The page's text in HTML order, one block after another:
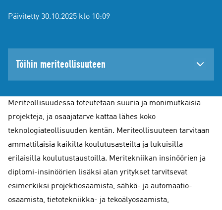
Päivitetty 30.10.2025 klo 10:09
Töihin meriteollisuuteen
Meriteollisuudessa toteutetaan suuria ja monimutkaisia
projekteja, ja osaajatarve kattaa lähes koko
teknologiateollisuuden kentän. Meriteollisuuteen tarvitaan
ammattilaisia kaikilta koulutusasteilta ja lukuisilla
erilaisilla koulutustaustoilla. Meritekniikan insinöörien ja
diplomi-insinöörien lisäksi alan yritykset tarvitsevat
esimerkiksi projektiosaamista, sähkö- ja automaatio-
osaamista, tietotekniikka- ja tekoälyosaamista,